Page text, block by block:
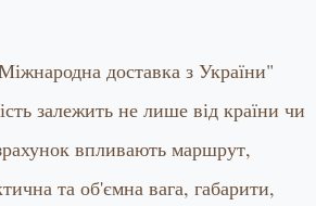
доставка з України"
залежить не лише від країни чи
впливають маршрут,
та об'ємна вага, габарити,